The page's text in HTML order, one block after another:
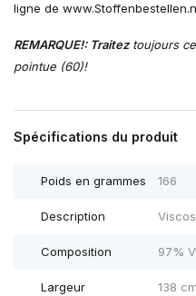
ligne de
REMARQUE!: Traiteztoujours
pointue (60)!
Spécifications du produit
Poids en grammes 166
Description
Composition 97%
Largeur 138 cm